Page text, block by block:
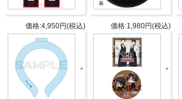
仕様
5枚1セット
全6種類
L版サイズ（
タブリエ・コミュニケ
価格:4,950円(税込) 価格:1,980円(税込)